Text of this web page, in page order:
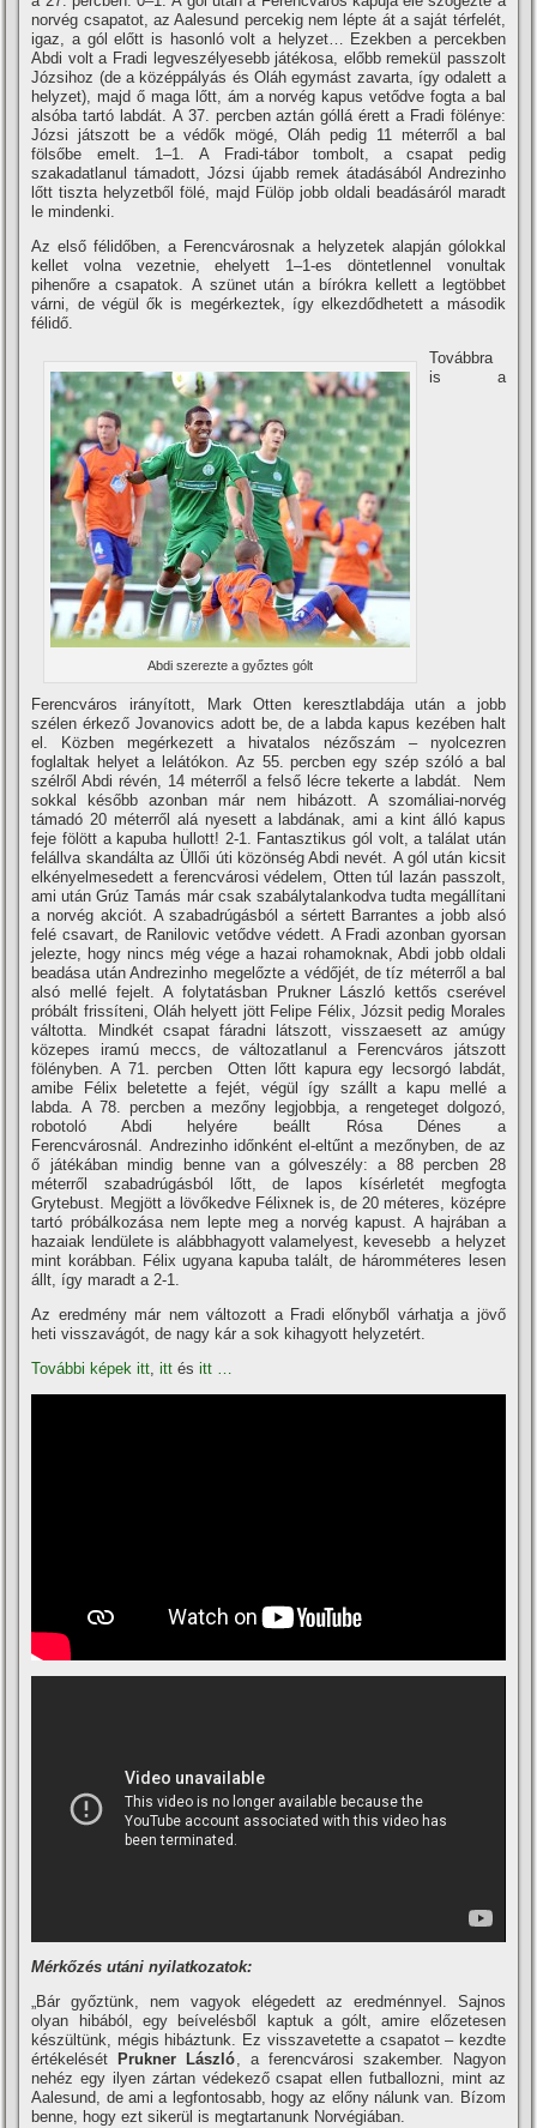
norvég csapatot, az Aalesund percekig nem lépte át a saját térfelét,
igaz, a gól előtt is hasonló volt a helyzet… Ezekben a percekben
Abdi volt a Fradi legveszélyesebb játékosa, előbb remekül passzolt
Józsihoz (de a középpályás és Oláh egymást zavarta, í­gy odalett a
helyzet), majd ő maga lőtt, ám a norvég kapus vetődve fogta a bal
alsóba tartó labdát. A 37. percben aztán góllá érett a Fradi fölénye:
Józsi játszott be a védők mögé, Oláh pedig 11 méterről a bal
fölsőbe emelt. 1–1. A Fradi-tábor tombolt, a csapat pedig
szakadatlanul támadott, Józsi újabb remek átadásából Andrezinho
lőtt tiszta helyzetből fölé, majd Fülöp jobb oldali beadásáról maradt
le mindenki.
Az első félidőben, a Ferencvárosnak a helyzetek alapján gólokkal
kellet volna vezetnie, ehelyett 1–1-es döntetlennel vonultak
pihenőre a csapatok. A szünet után a bí­rókra kellett a legtöbbet
várni, de végül ők is megérkeztek, í­gy elkezdődhetett a második
félidő.
Abdi szerezte a győztes gólt
Továbbra
is a
Ferencváros irányí­tott, Mark Otten keresztlabdája után a jobb
szélen érkező Jovanovics adott be, de a labda kapus kezében halt
el. Közben megérkezett a hivatalos nézőszám – nyolcezren
foglaltak helyet a lelátókon. Az 55. percben egy szép szóló a bal
szélről Abdi révén, 14 méterről a felső lécre tekerte a labdát. Nem
sokkal később azonban már nem hibázott. A szomáliai-norvég
támadó 20 méterről alá nyesett a labdának, ami a kint álló kapus
feje fölött a kapuba hullott! 2-1. Fantasztikus gól volt, a találat után
felállva skandálta az Üllői úti közönség Abdi nevét. A gól után kicsit
elkényelmesedett a ferencvárosi védelem, Otten túl lazán passzolt,
ami után Grúz Tamás már csak szabálytalankodva tudta megállí­tani
a norvég akciót. A szabadrúgásból a sértett Barrantes a jobb alsó
felé csavart, de Ranilovic vetődve védett. A Fradi azonban gyorsan
jelezte, hogy nincs még vége a hazai rohamoknak, Abdi jobb oldali
beadása után Andrezinho megelőzte a védőjét, de tí­z méterről a bal
alsó mellé fejelt. A folytatásban Prukner László kettős cserével
próbált frissí­teni, Oláh helyett jött Felipe Félix, Józsit pedig Morales
váltotta. Mindkét csapat fáradni látszott, visszaesett az amúgy
közepes iramú meccs, de változatlanul a Ferencváros játszott
fölényben. A 71. percben Otten lőtt kapura egy lecsorgó labdát,
amibe Félix beletette a fejét, végül í­gy szállt a kapu mellé a
labda. A 78. percben a mezőny legjobbja, a rengeteget dolgozó,
robotoló Abdi helyére beállt Rósa Dénes a
Ferencvárosnál. Andrezinho időnként el-eltűnt a mezőnyben, de az
ő játékában mindig benne van a gólveszély: a 88 percben 28
méterről szabadrúgásból lőtt, de lapos kí­sérletét megfogta
Grytebust. Megjött a lövőkedve Félixnek is, de 20 méteres, középre
tartó próbálkozása nem lepte meg a norvég kapust. A hajrában a
hazaiak lendülete is alábbhagyott valamelyest, kevesebb a helyzet
mint korábban. Félix ugyana kapuba talált, de háromméteres lesen
állt, í­gy maradt a 2-1.
Az eredmény már nem változott a Fradi előnyből várhatja a jövő
heti visszavágót, de nagy kár a sok kihagyott helyzetért.
További képek itt ,itt ésitt …
Mérkőzés utáni nyilatkozatok:
„Bár győztünk, nem vagyok elégedett az eredménnyel. Sajnos
olyan hibából, egy beí­velésből kaptuk a gólt, amire előzetesen
készültünk, mégis hibáztunk. Ez visszavetette a csapatot – kezdte
értékelését
Prukner László, a ferencvárosi szakember. Nagyon
nehéz egy ilyen zártan védekező csapat ellen futballozni, mint az
Aalesund, de ami a legfontosabb, hogy az előny nálunk van. Bí­zom
benne, hogy ezt sikerül is megtartanunk Norvégiában.